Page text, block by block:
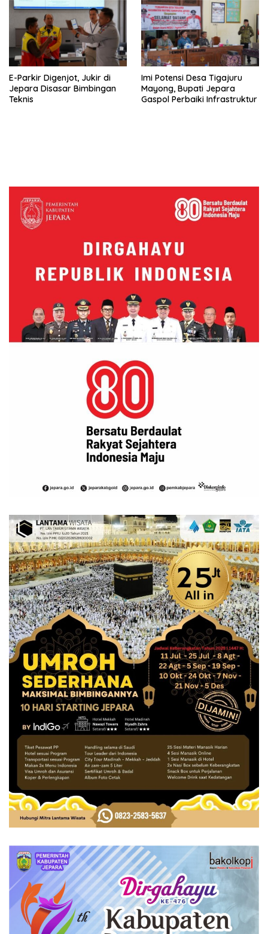
E-Parkir Digenjot, Jukir di
Jepara Disasar Bimbingan
Teknis
Imi Potensi Desa Tigajuru
Mayong, Bupati Jepara
Gaspol Perbaiki Infrastruktur